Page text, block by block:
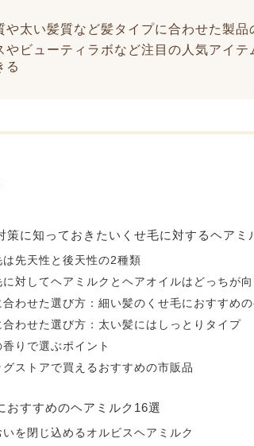
や太い髪質など髪タイプに合わせた製品
やビューティラボなど注目の人気アイテ
る
策に知っておきたいくせ毛に対するヘアミ
は先天性と後天性の2種類
に対してヘアミルクとヘアオイルはどっちが
合わせた選び方：細い髪のくせ毛におすすめ
合わせた選び方：太い髪にはしっとりタイプ
りで選ぶポイント
グストアで買えるおすすめの市販品
おすすめのヘアミルク16選
いを閉じ込めるオルビスヘアミルク